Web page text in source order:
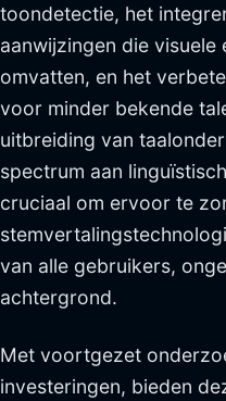
toondetectie, het
aanwijzingen die visuele
omvatten, en het
voor minder bekende
uitbreiding van
spectrum aan
cruciaal om ervoor te
van alle gebruikers,
achtergrond.
Met voortgezet
investeringen, bieden